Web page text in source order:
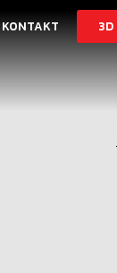
KONTAKT 3D